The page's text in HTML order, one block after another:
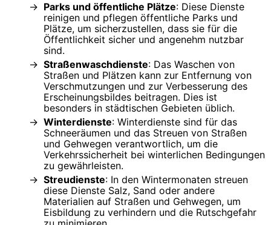
Parks und öffentliche Plätze: Diese Dienste
reinigen und pflegen öffentliche Parks und
Plätze, um sicherzustellen, dass sie für die
Öffentlichkeit sicher und angenehm nutzbar
sind.
Straßenwaschdienste: Das Waschen von
Straßen und Plätzen kann zur Entfernung von
Verschmutzungen und zur Verbesserung des
Erscheinungsbildes beitragen. Dies ist
besonders in städtischen Gebieten üblich.
Winterdienste: Winterdienste sind für das
Schneeräumen und das Streuen von Straßen
und Gehwegen verantwortlich, um die
Verkehrssicherheit bei winterlichen Bedingungen
zu gewährleisten.
Streudienste: In den Wintermonaten streuen
diese Dienste Salz, Sand oder andere
Materialien auf Straßen und Gehwegen, um
Eisbildung zu verhindern und die Rutschgefahr